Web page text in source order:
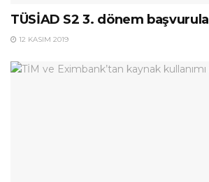
TÜSİAD S2 3. dönem
12 KASIM 2019